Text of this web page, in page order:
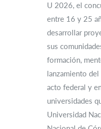
U 2026, el
entre 16 y 25
desarrollar
sus
formación,
lanzamiento
acto federal y
universidades
Universidad